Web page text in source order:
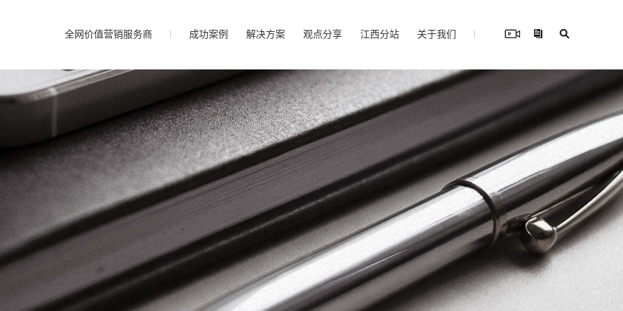
全网价值营销服务商 成功案例 解决方案 观点分享 江西分站 关于我们